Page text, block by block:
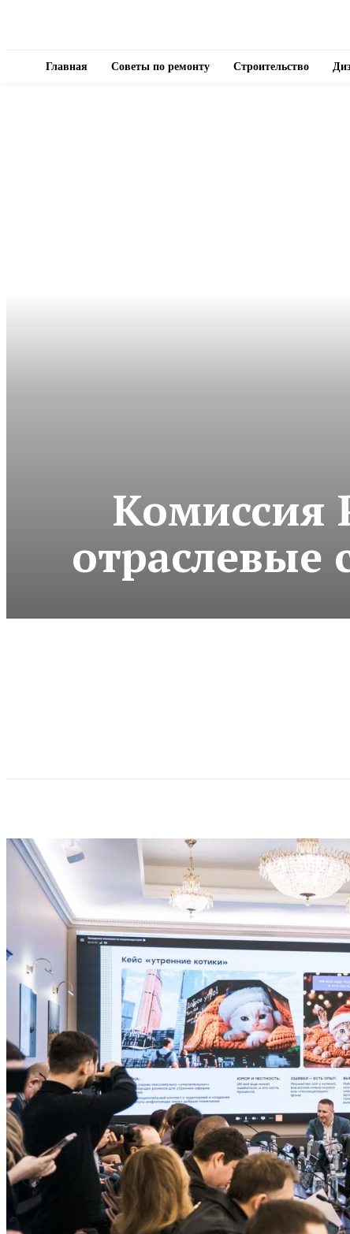
Главная Советы по ремонту Строительство
Комиссия
отраслевые